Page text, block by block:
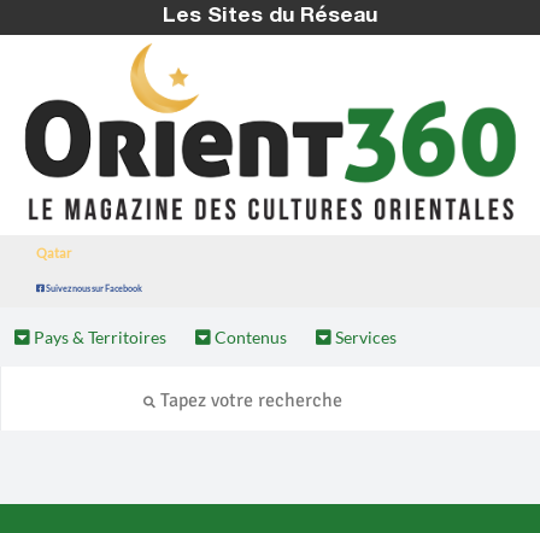
Les Sites du Réseau
Qatar
Suivez nous sur Facebook
Pays & Territoires Contenus Services